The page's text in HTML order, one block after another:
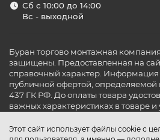
Этот сайт использует файлы cookie с
Сб с 10:00 до 14:00
Вс - выходной
Буран торгово монтажная
защищены. Предоставленная на
справочный характер. Информация
публичной офертой,
437 ГК РФ. До оплаты товара
важных характеристиках в товаре и